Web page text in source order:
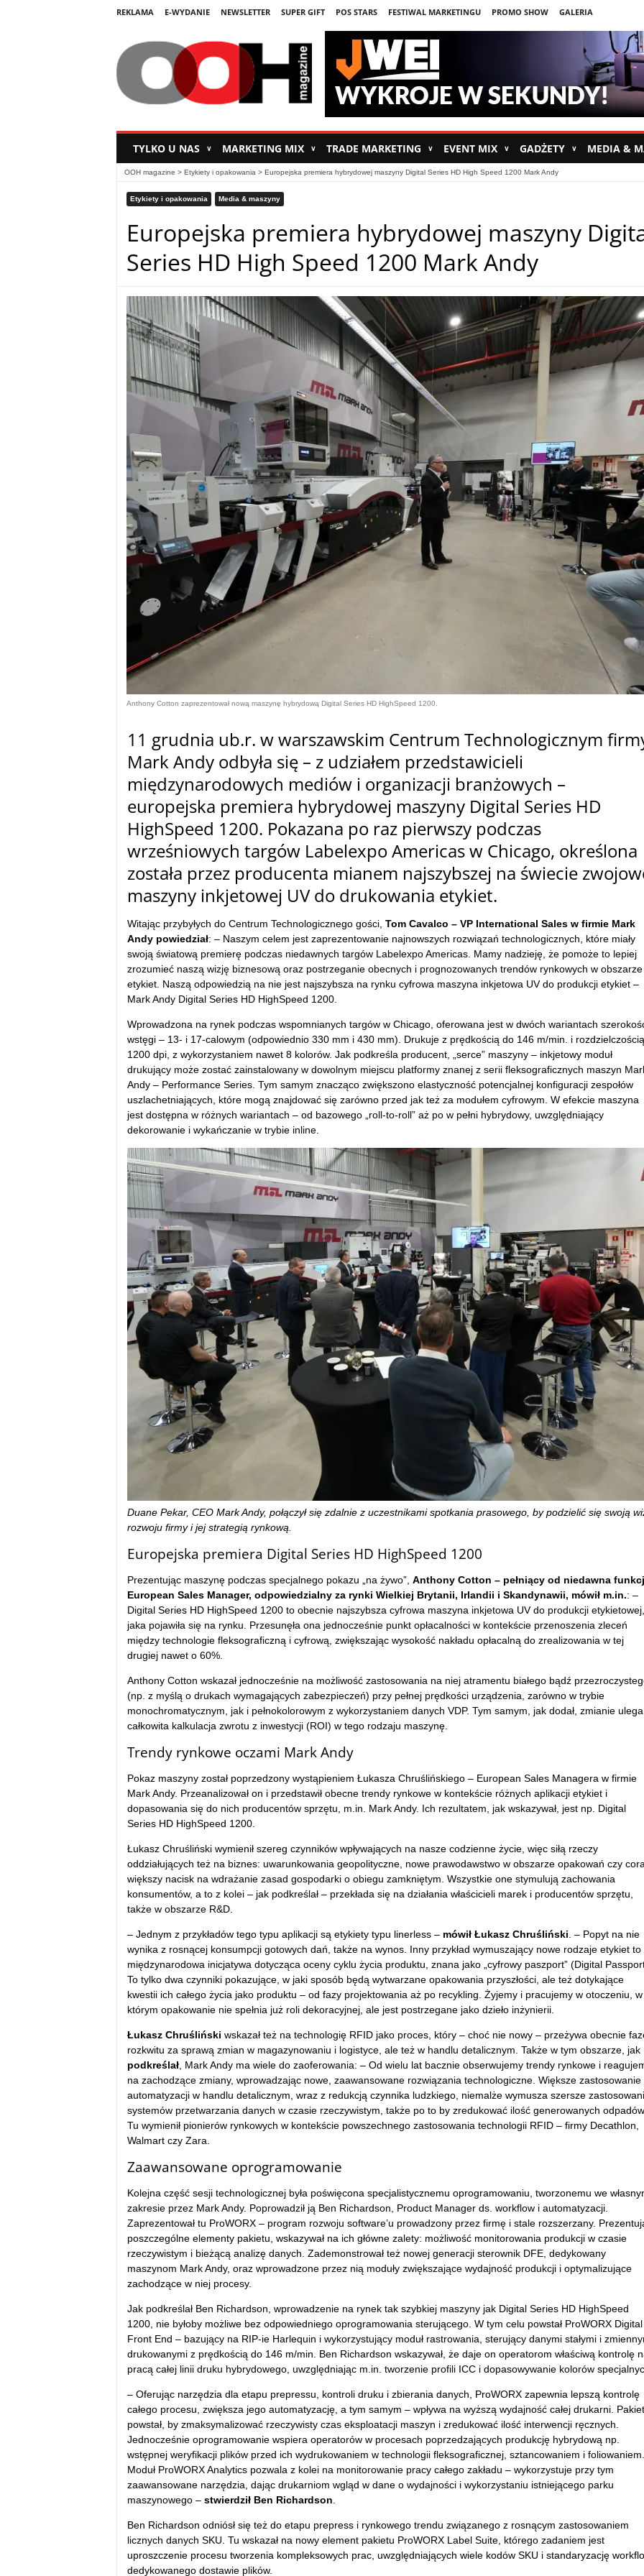
REKLAMA E-WYDANIE NEWSLETTER SUPER GIFT POS STARS FESTIWAL MARKETINGU PROMO SHOW GALERIA
TYLKO U NAS ∨ MARKETING MIX ∨ TRADE MARKETING ∨ EVENT MIX ∨ GADŻETY ∨ MEDIA &
OOH magazine > Etykiety i opakowania> Europejska premiera hybrydowej maszyny Digital Series HD High Speed 1200 Mark Andy
Etykiety i opakowania Media & maszyny
Europejska premiera hybrydowej maszyny
Series HD High Speed 1200 Mark Andy
Anthony Cotton zaprezentował nową maszynę hybrydową Digital Series HD HighSpeed 1200.
11 grudnia ub.r. w warszawskim Centrum Technologicznym
Mark Andy odbyła się – z udziałem przedstawicieli
międzynarodowych mediów i organizacji branżowych –
europejska premiera hybrydowej maszyny Digital Series HD
HighSpeed 1200. Pokazana po raz pierwszy podczas
wrześniowych targów Labelexpo Americas w Chicago, określona
została przez producenta mianem najszybszej na świecie
maszyny inkjetowej UV do drukowania etykiet.
Witając przybyłych do Centrum Technologicznego gości, Tom Cavalco – VP International Sales w firmie Mark
Andy powiedział: – Naszym celem jest zaprezentowanie najnowszych rozwiązań technologicznych, które miały
swoją światową premierę podczas niedawnych targów Labelexpo Americas. Mamy nadzieję, że pomoże to lepiej
zrozumieć naszą wizję biznesową oraz postrzeganie obecnych i prognozowanych trendów rynkowych w obszarze
etykiet. Naszą odpowiedzią na nie jest najszybsza na rynku cyfrowa maszyna inkjetowa UV do produkcji etykiet –
Mark Andy Digital Series HD HighSpeed 1200.
Wprowadzona na rynek podczas wspomnianych targów w Chicago, oferowana jest w dwóch wariantach
wstęgi – 13- i 17-calowym (odpowiednio 330 mm i 430 mm). Drukuje z prędkością do 146 m/min. i rozdzielczością
1200 dpi, z wykorzystaniem nawet 8 kolorów. Jak podkreśla producent, „serce” maszyny – inkjetowy moduł
drukujący może zostać zainstalowany w dowolnym miejscu platformy znanej z serii fleksograficznych maszyn
Andy – Performance Series. Tym samym znacząco zwiększono elastyczność potencjalnej konfiguracji zespołów
uszlachetniających, które mogą znajdować się zarówno przed jak też za modułem cyfrowym. W efekcie maszyna
jest dostępna w różnych wariantach – od bazowego „roll-to-roll” aż po w pełni hybrydowy, uwzględniający
dekorowanie i wykańczanie w trybie inline.
Duane Pekar, CEO Mark Andy, połączył się zdalnie z uczestnikami spotkania prasowego, by podzielić się swoją
rozwoju firmy i jej strategią rynkową.
Europejska premiera Digital Series HD HighSpeed 1200
Prezentując maszynę podczas specjalnego pokazu „na żywo”, Anthony Cotton – pełniący od niedawna
European Sales Manager, odpowiedzialny za rynki Wielkiej Brytanii, Irlandii i Skandynawii, mówił m.in.: –
Digital Series HD HighSpeed 1200 to obecnie najszybsza cyfrowa maszyna inkjetowa UV do produkcji etykietowej,
jaka pojawiła się na rynku. Przesunęła ona jednocześnie punkt opłacalności w kontekście przenoszenia zleceń
między technologie fleksograficzną i cyfrową, zwiększając wysokość nakładu opłacalną do zrealizowania w tej
drugiej nawet o 60%.
Anthony Cotton wskazał jednocześnie na możliwość zastosowania na niej atramentu białego bądź
(np. z myślą o drukach wymagających zabezpieczeń) przy pełnej prędkości urządzenia, zarówno w trybie
monochromatycznym, jak i pełnokolorowym z wykorzystaniem danych VDP. Tym samym, jak dodał, zmianie ulega
całkowita kalkulacja zwrotu z inwestycji (ROI) w tego rodzaju maszynę.
Trendy rynkowe oczami Mark Andy
Pokaz maszyny został poprzedzony wystąpieniem Łukasza Chruślińskiego – European Sales Managera w firmie
Mark Andy. Przeanalizował on i przedstawił obecne trendy rynkowe w kontekście różnych aplikacji etykiet i
dopasowania się do nich producentów sprzętu, m.in. Mark Andy. Ich rezultatem, jak wskazywał, jest np. Digital
Series HD HighSpeed 1200.
Łukasz Chruśliński wymienił szereg czynników wpływających na nasze codzienne życie, więc siłą rzeczy
oddziałujących też na biznes: uwarunkowania geopolityczne, nowe prawodawstwo w obszarze opakowań czy
większy nacisk na wdrażanie zasad gospodarki o obiegu zamkniętym. Wszystkie one stymulują zachowania
konsumentów, a to z kolei – jak podkreślał – przekłada się na działania właścicieli marek i producentów sprzętu,
także w obszarze R&D.
– Jednym z przykładów tego typu aplikacji są etykiety typu linerless – mówił Łukasz Chruśliński . – Popyt na nie
wynika z rosnącej konsumpcji gotowych dań, także na wynos. Inny przykład wymuszający nowe rodzaje etykiet to
międzynarodowa inicjatywa dotycząca oceny cyklu życia produktu, znana jako „cyfrowy paszport” (Digital
To tylko dwa czynniki pokazujące, w jaki sposób będą wytwarzane opakowania przyszłości, ale też dotykające
kwestii ich całego życia jako produktu – od fazy projektowania aż po recykling. Żyjemy i pracujemy w otoczeniu, w
którym opakowanie nie spełnia już roli dekoracyjnej, ale jest postrzegane jako dzieło inżynierii.
Łukasz Chruśliński wskazał też na technologię RFID jako proces, który – choć nie nowy – przeżywa obecnie
rozkwitu za sprawą zmian w magazynowaniu i logistyce, ale też w handlu detalicznym. Także w tym obszarze, jak
podkreślał, Mark Andy ma wiele do zaoferowania: – Od wielu lat bacznie obserwujemy trendy rynkowe i
na zachodzące zmiany, wprowadzając nowe, zaawansowane rozwiązania technologiczne. Większe zastosowanie
automatyzacji w handlu detalicznym, wraz z redukcją czynnika ludzkiego, niemalże wymusza szersze
systemów przetwarzania danych w czasie rzeczywistym, także po to by zredukować ilość generowanych
Tu wymienił pionierów rynkowych w kontekście powszechnego zastosowania technologii RFID – firmy Decathlon,
Walmart czy Zara.
Zaawansowane oprogramowanie
Kolejna część sesji technologicznej była poświęcona specjalistycznemu oprogramowaniu, tworzonemu we
zakresie przez Mark Andy. Poprowadził ją Ben Richardson, Product Manager ds. workflow i automatyzacji.
Zaprezentował tu ProWORX – program rozwoju software’u prowadzony przez firmę i stale rozszerzany.
poszczególne elementy pakietu, wskazywał na ich główne zalety: możliwość monitorowania produkcji w czasie
rzeczywistym i bieżącą analizę danych. Zademonstrował też nowej generacji sterownik DFE, dedykowany
maszynom Mark Andy, oraz wprowadzone przez nią moduły zwiększające wydajność produkcji i optymalizujące
zachodzące w niej procesy.
Jak podkreślał Ben Richardson, wprowadzenie na rynek tak szybkiej maszyny jak Digital Series HD HighSpeed
1200, nie byłoby możliwe bez odpowiedniego oprogramowania sterującego. W tym celu powstał ProWORX Digital
Front End – bazujący na RIP-ie Harlequin i wykorzystujący moduł rastrowania, sterujący danymi stałymi i
drukowanymi z prędkością do 146 m/min. Ben Richardson wskazywał, że daje on operatorom właściwą kontrolę
pracą całej linii druku hybrydowego, uwzględniając m.in. tworzenie profili ICC i dopasowywanie kolorów
– Oferując narzędzia dla etapu prepressu, kontroli druku i zbierania danych, ProWORX zapewnia lepszą kontrolę
całego procesu, zwiększa jego automatyzację, a tym samym – wpływa na wyższą wydajność całej drukarni. Pakiet
powstał, by zmaksymalizować rzeczywisty czas eksploatacji maszyn i zredukować ilość interwencji ręcznych.
Jednocześnie oprogramowanie wspiera operatorów w procesach poprzedzających produkcję hybrydową np.
wstępnej weryfikacji plików przed ich wydrukowaniem w technologii fleksograficznej, sztancowaniem i foliowaniem.
Moduł ProWORX Analytics pozwala z kolei na monitorowanie pracy całego zakładu – wykorzystuje przy tym
zaawansowane narzędzia, dając drukarniom wgląd w dane o wydajności i wykorzystaniu istniejącego parku
maszynowego – stwierdził Ben Richardson
Ben Richardson odniósł się też do etapu prepress i rynkowego trendu związanego z rosnącym zastosowaniem
licznych danych SKU. Tu wskazał na nowy element pakietu ProWORX Label Suite, którego zadaniem jest
uproszczenie procesu tworzenia kompleksowych prac, uwzględniających wiele kodów SKU i standaryzację
dedykowanego dostawie plików.